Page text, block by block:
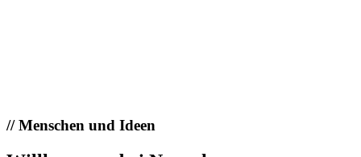
//Menschen und Ideen